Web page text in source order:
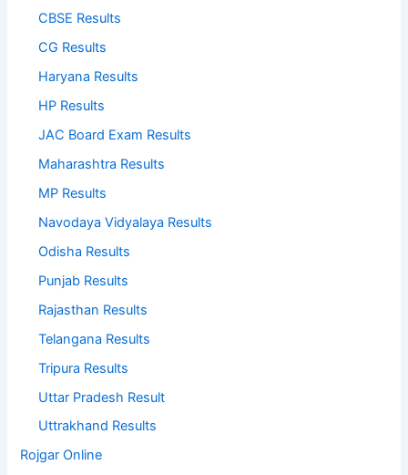
CBSE Results
CG Results
Haryana Results
HP Results
JAC Board Exam Results
Maharashtra Results
MP Results
Navodaya Vidyalaya Results
Odisha Results
Punjab Results
Rajasthan Results
Telangana Results
Tripura Results
Uttar Pradesh Result
Uttrakhand Results
Rojgar Online